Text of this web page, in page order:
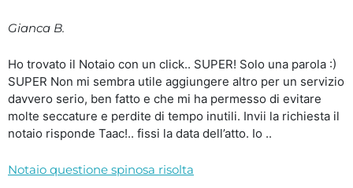
Gianca B.
Ho trovato il Notaio con un click.. SUPER! Solo una parola :)
SUPER Non mi sembra utile aggiungere altro per un servizio
davvero serio, ben fatto e che mi ha permesso di evitare
molte seccature e perdite di tempo inutili. Invii la richiesta il
notaio risponde Taac!.. fissi la data dell’atto. Io ..
Notaio questione spinosa risolta